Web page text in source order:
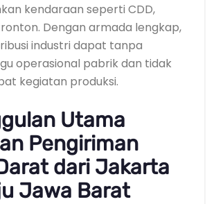
kendaraan seperti CDD,
Dengan armada lengkap,
industri dapat tanpa
operasional pabrik dan tidak
kegiatan produksi.
Utama
Pengiriman
dari Jakarta
Jawa Barat